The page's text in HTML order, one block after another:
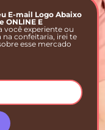
E-mail Logo Abaixo
ONLINE E
você experiente ou
na confeitaria, irei te
esse mercado